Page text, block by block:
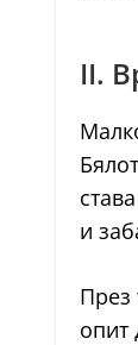
II.
и
През
опит